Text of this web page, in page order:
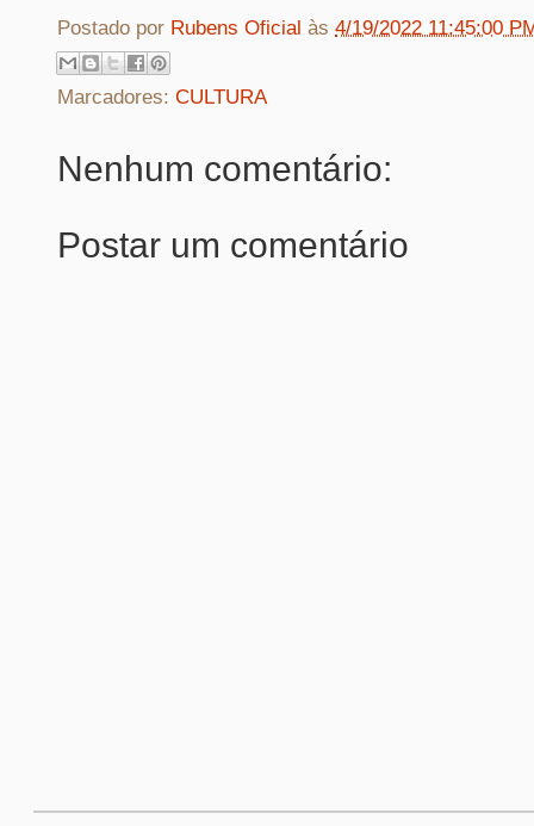
Postado por Rubens Oficial às 4/19/2022 11:45:00
Marcadores: CULTURA
Nenhum comentário:
Postar um comentário